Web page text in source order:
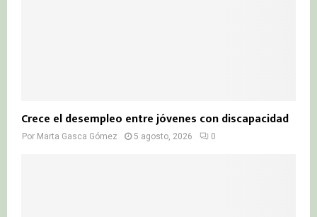
Crece el desempleo entre jóvenes con discapacidad
Por Marta Gasca Gómez 5 agosto, 2026 0